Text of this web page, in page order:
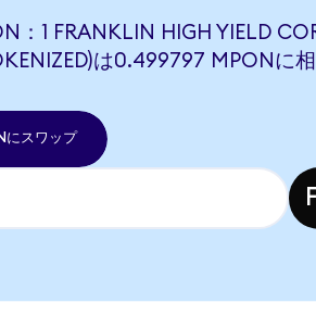
：1 FRANKLIN HIGH YIELD
は0.499797 MPONに
にスワップ